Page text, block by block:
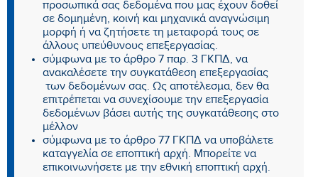
προσωπικά σας δεδομένα που μας έχουν δοθεί
σε δομημένη, κοινή και μηχανικά αναγνώσιμη
μορφή ή να ζητήσετε τη μεταφορά τους σε
άλλους υπεύθυνους επεξεργασίας.
σύμφωνα με το άρθρο 7 παρ. 3 ΓΚΠΔ, να
ανακαλέσετε την συγκατάθεση επεξεργασίας
των δεδομένων σας. Ως αποτέλεσμα, δεν θα
επιτρέπεται να συνεχίσουμε την επεξεργασία
δεδομένων βάσει αυτής της συγκατάθεσης στο
μέλλον
σύμφωνα με το άρθρο 77 ΓΚΠΔ να υποβάλετε
καταγγελία σε εποπτική αρχή. Μπορείτε να
επικοινωνήσετε με την εθνική εποπτική αρχή.